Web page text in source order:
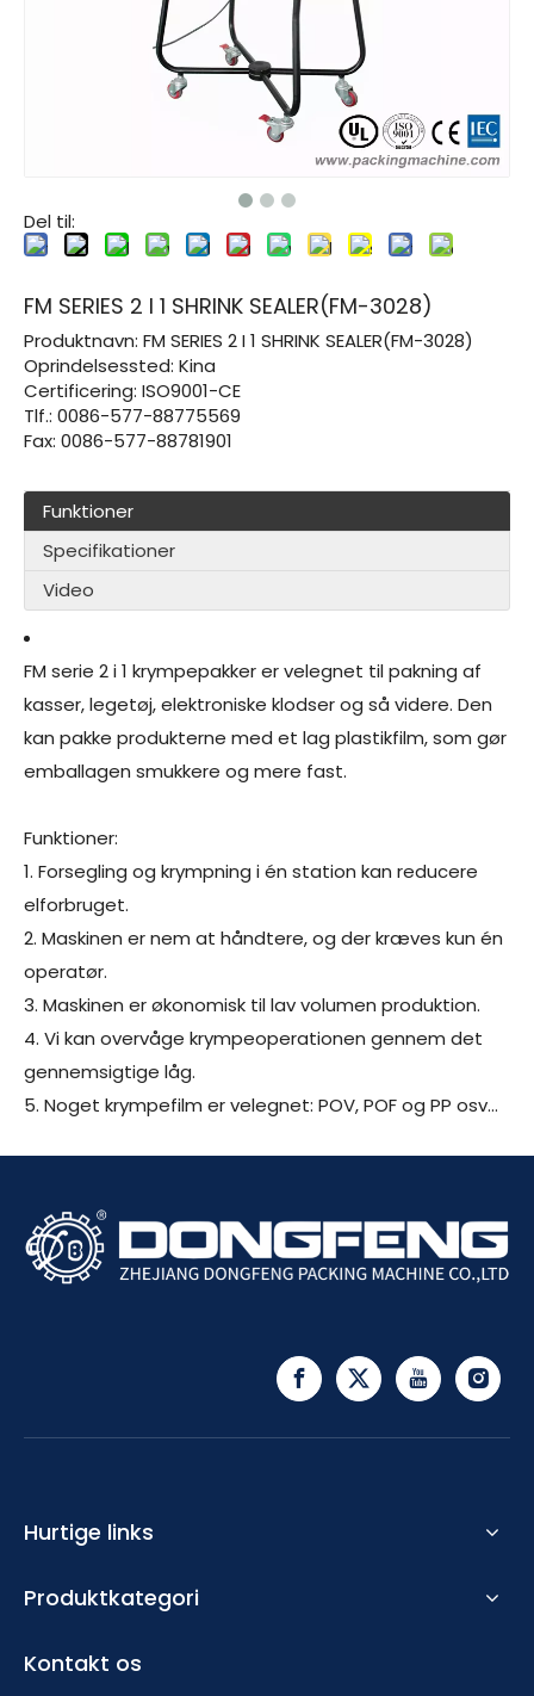
Del til:
FM SERIES 2 I 1 SHRINK SEALER(FM-3028)
Produktnavn: FM SERIES 2 I 1 SHRINK SEALER(FM-3028)
Oprindelsessted: Kina
Certificering: ISO9001-CE
Tlf.: 0086-577-88775569
Fax: 0086-577-88781901
Funktioner
Specifikationer
Video
FM serie 2 i 1 krympepakker er velegnet til pakning af
kasser, legetøj, elektroniske klodser og så videre. Den
kan pakke produkterne med et lag plastikfilm, som gør
emballagen smukkere og mere fast.
Funktioner:
1. Forsegling og krympning i én station kan reducere
elforbruget.
2. Maskinen er nem at håndtere, og der kræves kun én
operatør.
3. Maskinen er økonomisk til lav volumen produktion.
4. Vi kan overvåge krympeoperationen gennem det
gennemsigtige låg.
5. Noget krympefilm er velegnet: POV, POF og PP osv...
Hurtige links
Produktkategori
Kontakt os